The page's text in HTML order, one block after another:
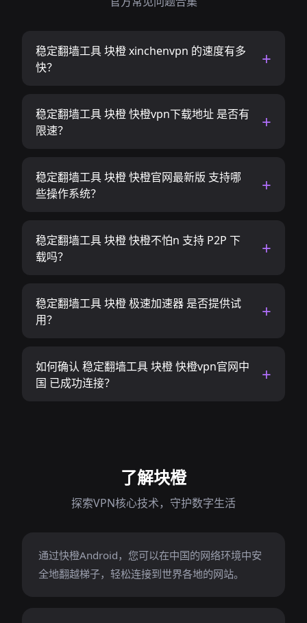
稳定翻墙工具 块橙 xinchenvpn 的速度有多
快？
稳定翻墙工具 块橙 快橙vpn下载地址 是否有
限速？
稳定翻墙工具 块橙 快橙官网最新版 支持哪
些操作系统？
稳定翻墙工具 块橙 快橙不怕n 支持 P2P 下
载吗？
稳定翻墙工具 块橙 极速加速器 是否提供试
用？
如何确认 稳定翻墙工具 块橙 快橙vpn官网中
国 已成功连接？
了解块橙
探索VPN核心技术，守护数字生活
通过快橙Android，您可以在中国的网络环境中安
全地翻越梯子，轻松连接到世界各地的网站。